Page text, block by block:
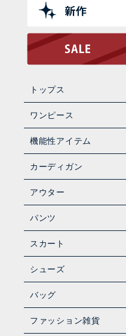
トップス
ワンピース
機能性アイテム
カーディガン
アウター
パンツ
スカート
シューズ
バッグ
ファッション雑貨